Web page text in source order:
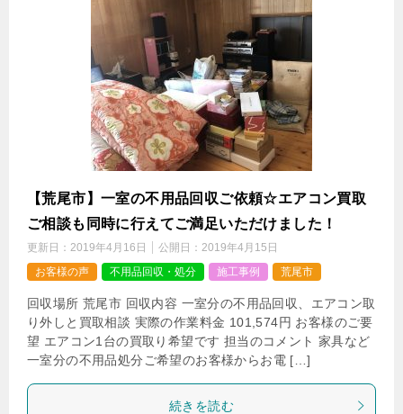
【荒尾市】一室の不用品回収ご依頼☆エアコン買取
ご相談も同時に行えてご満足いただけました！
更新日： 2019年4月16日 公開日： 2019年4月15日
お客様の声
不用品回収・処分 施工事例 荒尾市
回収場所 荒尾市 回収内容 一室分の不用品回収、エアコン取
り外しと買取相談 実際の作業料金 101,574円 お客様のご要
望 エアコン1台の買取り希望です 担当のコメント 家具など
一室分の不用品処分ご希望のお客様からお電 […]
続きを読む